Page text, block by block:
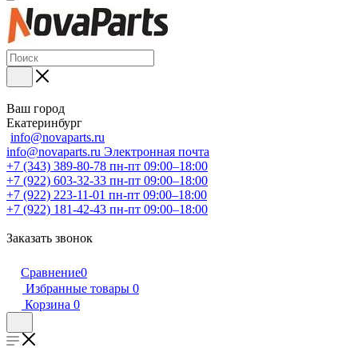
Ваш город
Екатеринбург
info@novaparts.ru
info@novaparts.ru Электронная почта
+7 (343) 389-80-78 пн-пт 09:00–18:00
+7 (922) 603-32-33 пн-пт 09:00–18:00
+7 (922) 223-11-01 пн-пт 09:00–18:00
+7 (922) 181-42-43 пн-пт 09:00–18:00
Заказать звонок
Сравнение0
Избранные товары 0
Корзина 0